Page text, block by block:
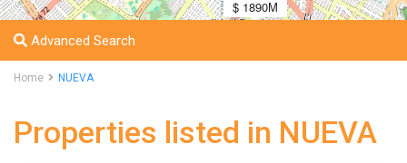
$ 1890M
Advanced Search
Home NUEVA
Properties listed in NUEVA